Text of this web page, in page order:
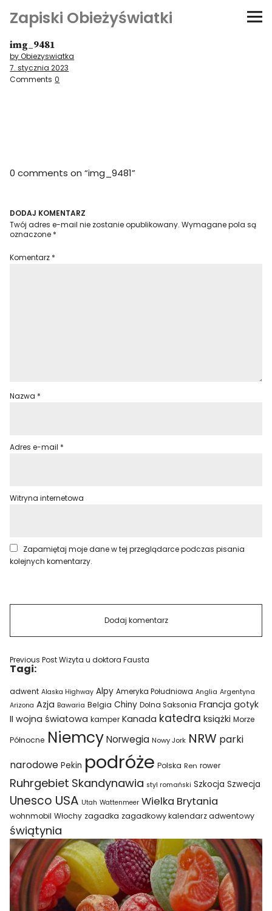
Zapiski Obieżyświatki
Podróże
Kultura i sztuka
Niezwyczajne ściany
Dom na kółkach
img_9481
by Obiezyswiatka
7. stycznia 2023
Comments 0
0 comments on “img_9481”
DODAJ KOMENTARZ
Twój adres e-mail nie zostanie opublikowany. Wymagane pola są
oznaczone *
Komentarz *
Nazwa *
Adres e-mail *
Witryna internetowa
Zapamiętaj moje dane w tej przeglądarce podczas pisania
kolejnych komentarzy.
Previous PostWizyta u doktora Fausta
Tagi:
adwent Alaska Highway Alpy Ameryka Południowa Anglia Argentyna
Arizona Azja Bawaria Belgia Chiny Dolna Saksonia Francja gotyk
II wojna światowa kamper Kanada katedra książki Morze
Północne Niemcy Norwegia Nowy Jork NRW parki
narodowe Pekin podróże Polska Ren rower
Ruhrgebiet Skandynawia styl romański Szkocja Szwecja
Unesco USA Utah Wattenmeer Wielka Brytania
wohnmobil Włochy zagadka zagadkowy kalendarz adwentowy
świątynia